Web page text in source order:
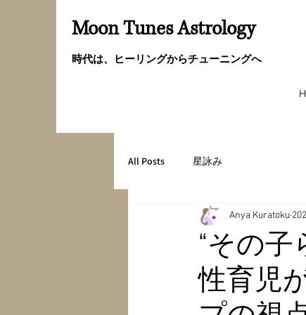
Moon Tunes Astrology
時代は、ヒーリングからチューニングへ
All Posts 星詠み
“その
性育児
Anya Kuratoku